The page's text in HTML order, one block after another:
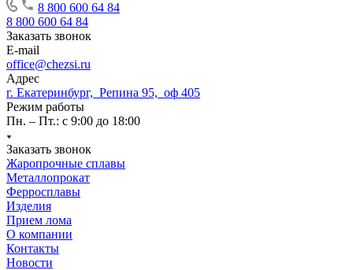
8 800 600 64 84
8 800 600 64 84
Заказать звонок
E-mail
office@chezsi.ru
Адрес
г. Екатеринбург, Репина 95, оф 405
Режим работы
Пн. – Пт.: с 9:00 до 18:00
Заказать звонок
Жаропрочные сплавы
Металлопрокат
Ферросплавы
Изделия
Прием лома
О компании
Контакты
Новости